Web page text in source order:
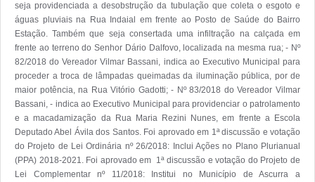
seja providenciada a desobstrução da tubulação que coleta o esgoto e
águas pluviais na Rua Indaial em frente ao Posto de Saúde do Bairro
Estação. Também que seja consertada uma infiltração na calçada em
frente ao terreno do Senhor Dário Dalfovo, localizada na mesma rua; - Nº
82/2018 do Vereador Vilmar Bassani, indica ao Executivo Municipal para
proceder a troca de lâmpadas queimadas da iluminação pública, por de
maior potência, na Rua Vitório Gadotti; - Nº 83/2018 do Vereador Vilmar
Bassani, - indica ao Executivo Municipal para providenciar o patrolamento
e a macadamização da Rua Maria Rezini Nunes, em frente a Escola
Deputado Abel Ávila dos Santos. Foi aprovado em 1ª discussão e votação
do Projeto de Lei Ordinária nº 26/2018: Inclui Ações no Plano Plurianual
(PPA) 2018-2021. Foi aprovado em  1ª discussão e votação do Projeto de
Lei Complementar nº 11/2018: Institui no Município de Ascurra a